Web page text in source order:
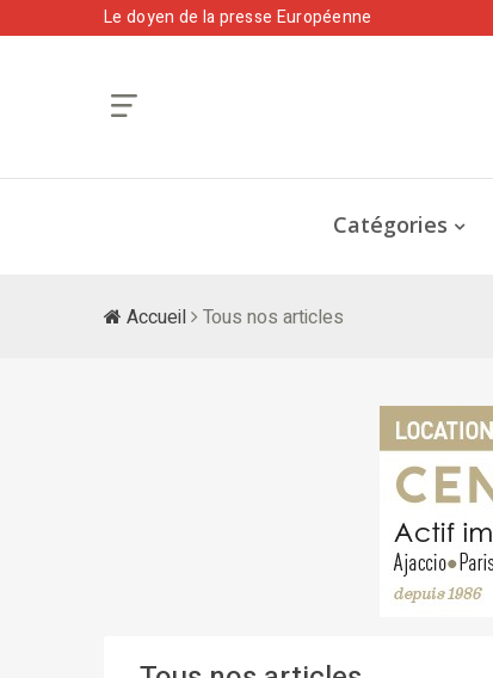
Le doyen de la presse Européenne
Catégories
Accueil Tous nos articles